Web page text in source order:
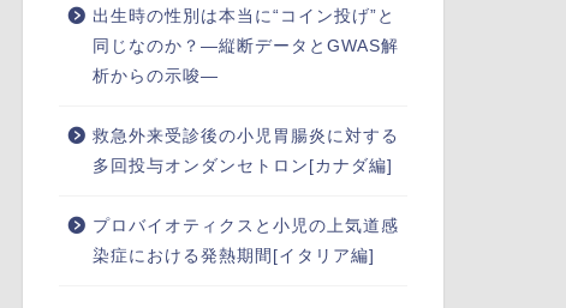
出生時の性別は本当に“コイン投げ”と
同じなのか？―縦断データとGWAS解
析からの示唆―
救急外来受診後の小児胃腸炎に対する
多回投与オンダンセトロン[カナダ編]
プロバイオティクスと小児の上気道感
染症における発熱期間[イタリア編]